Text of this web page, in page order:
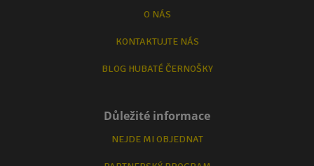
O NÁS
KONTAKTUJTE NÁS
BLOG HUBATÉ ČERNOŠKY
Důležité informace
NEJDE MI OBJEDNAT